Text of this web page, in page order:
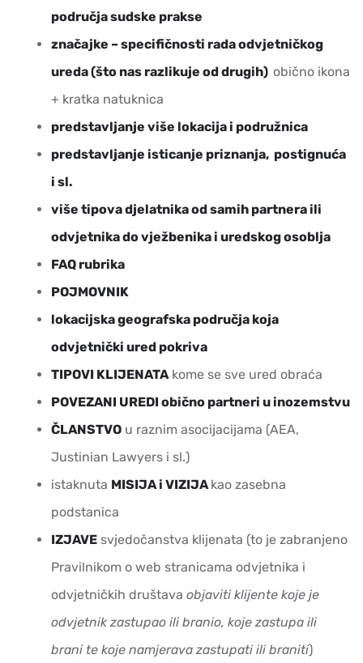
područja sudske prakse
značajke – specifičnosti rada odvjetničkog
ureda (što nas razlikuje od drugih) obično ikona
+ kratka natuknica
predstavljanje više lokacija i podružnica
predstavljanje isticanje priznanja, postignuća
i sl.
više tipova djelatnika od samih partnera ili
odvjetnika do vježbenika i uredskog osoblja
FAQ rubrika
POJMOVNIK
lokacijska geografska područja koja
odvjetnički ured pokriva
TIPOVI KLIJENATAkome se sve ured obraća
POVEZANI UREDI obično partneri u inozemstvu
ČLANSTVO u raznim asocijacijama (AEA,
Justinian Lawyers i sl.)
istaknuta MISIJA i VIZIJAkao zasebna
podstanica
IZJAVE svjedočanstva klijenata (to je zabranjeno
Pravilnikom o web stranicama odvjetnika i
odvjetničkih društava objaviti klijente koje je
odvjetnik zastupao ili branio, koje zastupa ili
brani te koje namjerava zastupati ili braniti)